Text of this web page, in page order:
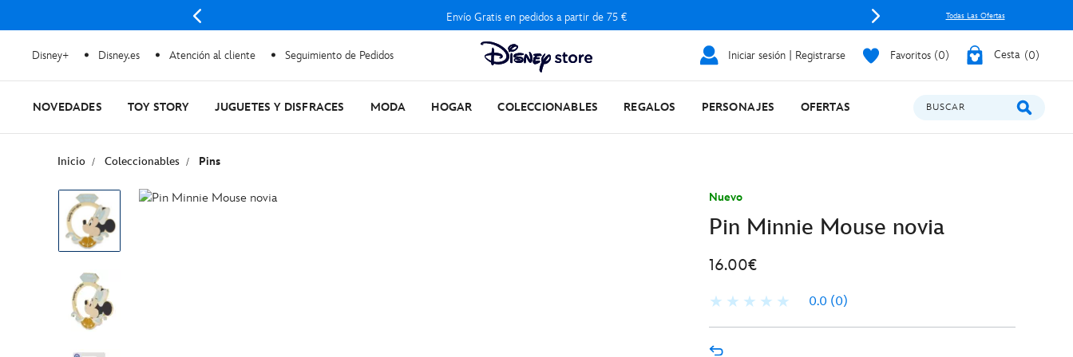
Envío Gratis en pedidos a partir de 75 € Todas Las Ofertas
Disney+ Disney.es Atención al cliente Seguimiento de Pedidos Iniciar sesión | Registrarse Favoritos 0 Cesta 0
NOVEDADES TOY STORY JUGUETES Y DISFRACES MODA HOGAR COLECCIONABLES REGALOS PERSONAJES OFERTAS BUSCAR
Inicio Coleccionables Pins
Nuevo
Pin Minnie Mouse novia
16.00€
0.0 (0)